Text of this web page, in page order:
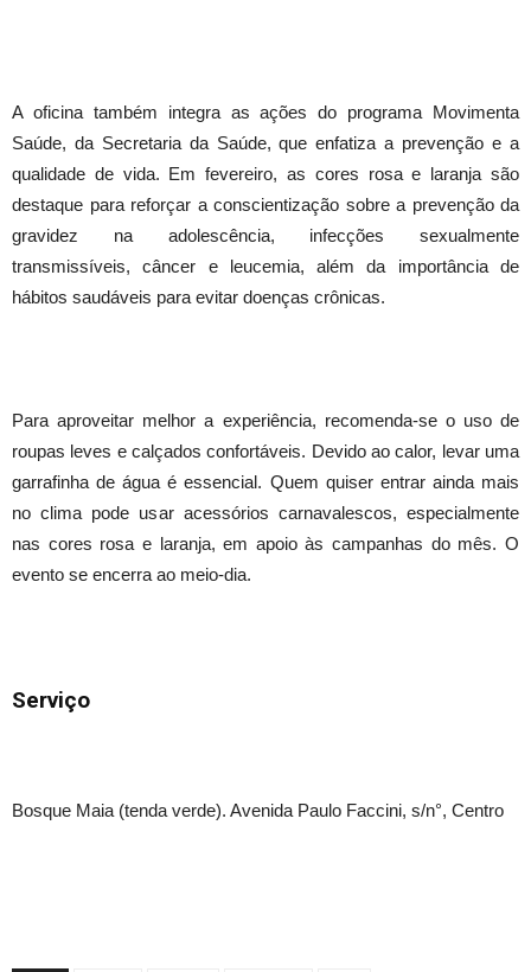
A oficina também integra as ações do programa Movimenta
Saúde, da Secretaria da Saúde, que enfatiza a prevenção e a
qualidade de vida. Em fevereiro, as cores rosa e laranja são
destaque para reforçar a conscientização sobre a prevenção da
gravidez na adolescência, infecções sexualmente
transmissíveis, câncer e leucemia, além da importância de
hábitos saudáveis para evitar doenças crônicas.
Para aproveitar melhor a experiência, recomenda-se o uso de
roupas leves e calçados confortáveis. Devido ao calor, levar uma
garrafinha de água é essencial. Quem quiser entrar ainda mais
no clima pode usar acessórios carnavalescos, especialmente
nas cores rosa e laranja, em apoio às campanhas do mês. O
evento se encerra ao meio-dia.
Serviço
Bosque Maia (tenda verde). Avenida Paulo Faccini, s/n°, Centro